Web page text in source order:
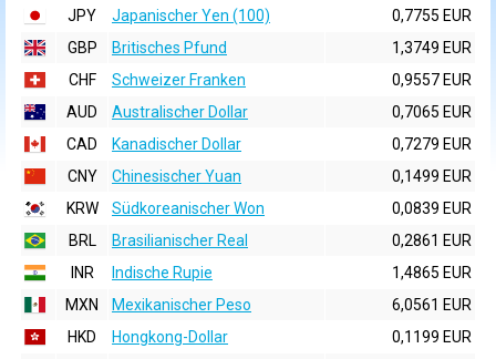
JPY
Japanischer Yen (100)
0,7755 EUR
GBP
Britisches Pfund
1,3749 EUR
CHF
Schweizer Franken
0,9557 EUR
AUD
Australischer Dollar
0,7065 EUR
CAD
Kanadischer Dollar
0,7279 EUR
CNY
Chinesischer Yuan
0,1499 EUR
KRW
Südkoreanischer Won
0,0839 EUR
BRL
Brasilianischer Real
0,2861 EUR
INR
Indische Rupie
1,4865 EUR
MXN
Mexikanischer Peso
6,0561 EUR
HKD
Hongkong-Dollar
0,1199 EUR